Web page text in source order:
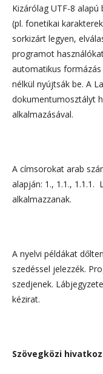
Kizárólag UTF-8
(pl. fonetikai
sorkizárt legyen,
programot
automatikus
nélkül nyújtsák be. A
dokumentumosztályt
alkalmazásával.
A címsorokat arab
alapján: 1., 1.1.,
alkalmazzanak.
A nyelvi példákat
szedéssel jelezzék.
szedjenek.
kézirat.
Szövegközi